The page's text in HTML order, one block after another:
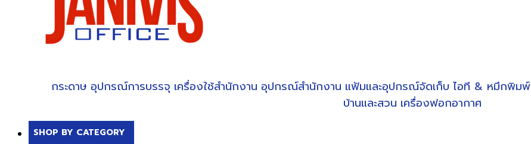
กระดาษ อุปกรณ์การบรรจุ เครื่องใช้สำนักงาน อุปกรณ์สำนักงาน แฟ้มและอุปกรณ์จัดเก็บ ไอที & หมึกพิมพ์
บ้านและสวน เครื่องฟอกอากาศ
SHOP BY CATEGORY